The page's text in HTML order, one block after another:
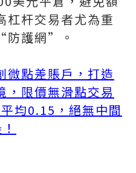
杠杆交易者尤為重
防護網”。
微點差賬戶，打造
，限價無滑點交易
均0.15，絕無中間